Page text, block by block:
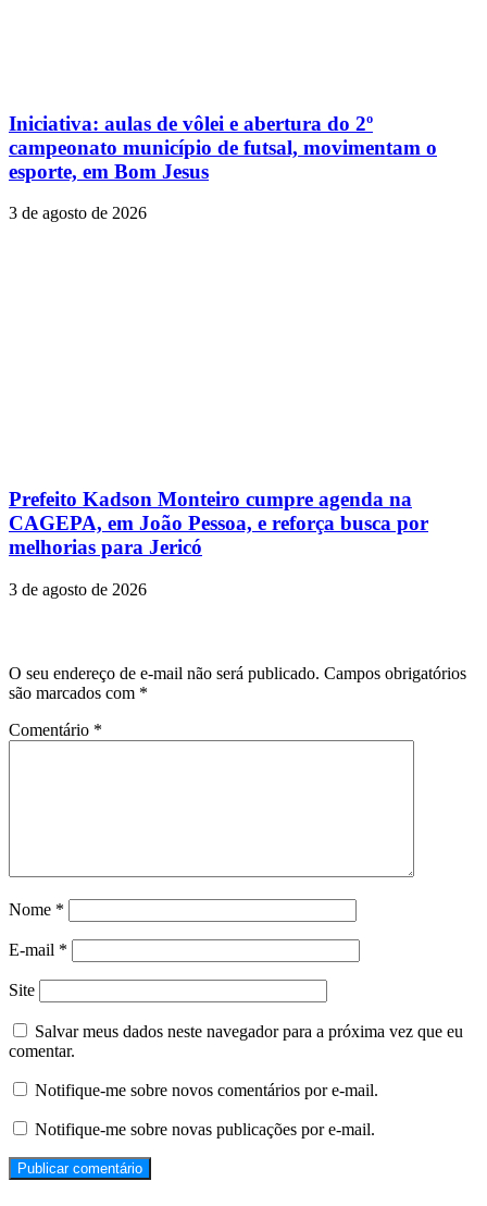
Iniciativa: aulas de vôlei e abertura do 2º
campeonato município de futsal, movimentam o
esporte, em Bom Jesus
3 de agosto de 2026
Prefeito Kadson Monteiro cumpre agenda na
CAGEPA, em João Pessoa, e reforça busca por
melhorias para Jericó
3 de agosto de 2026
O seu endereço de e-mail não será publicado. Campos obrigatórios
são marcados com *
Comentário *
Nome *
E-mail *
Site
Salvar meus dados neste navegador para a próxima vez que eu
comentar.
Notifique-me sobre novos comentários por e-mail.
Notifique-me sobre novas publicações por e-mail.